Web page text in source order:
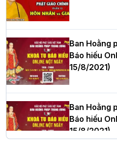
Hòa thượng Thích Quảng
cử Trưởng BTS GHPGVN
Phòng nhiệm kỳ 2026 – 2031
Thượng tọa Thích Tâm Chính
cử tân Trưởng ban Trị sự
Hà Nội: Tăng Ni Trường hạ
Ban Hoằng
Báo hiếu
15/8/2021)
Ban Hoằng
Báo hiếu
15/8/2021)